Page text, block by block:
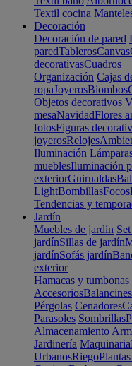
Textil cocina
Decoración
Decoración de pared
paredTablerosCanvas
decorativasCuadros
Organización Cajas
ropaJoyerosBiombos
Objetos decorativos
mesaNavidadFlores
fotosFiguras
joyerosRelojes
Iluminación
mueblesIluminación
exteriorGuirnaldas
LightBombillasFocos
Tendencias y
Jardín
Muebles de jardín
jardínSillas de jardín
jardínSofás jardín
exterior
Hamacas y tumbonas
AccesoriosBalancines
Pérgolas Cenadores
Parasoles Sombrillas
Almacenamiento
Jardinería Maquinaria
UrbanosRiegoPlantas